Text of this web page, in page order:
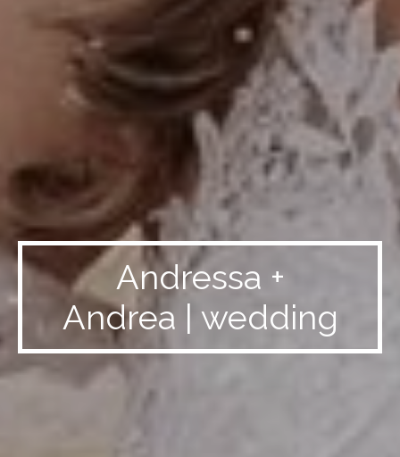
Andressa +
Andrea | wedding